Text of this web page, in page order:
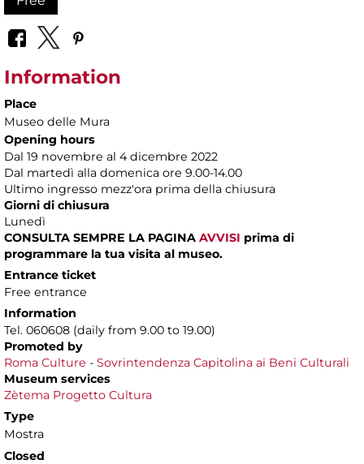
Information
Place
Museo delle Mura
Opening hours
Dal 19 novembre al 4 dicembre 2022
Dal martedì alla domenica ore 9.00-14.00
Ultimo ingresso mezz'ora prima della chiusura
Giorni di chiusura
Lunedì
CONSULTA SEMPRE LA PAGINA AVVISI prima di
programmare la tua visita al museo.
Entrance ticket
Free entrance
Information
Tel. 060608 (daily from 9.00 to 19.00)
Promoted by
Roma Culture - Sovrintendenza Capitolina ai Beni Culturali
Museum services
Zètema Progetto Cultura
Type
Mostra
Closed